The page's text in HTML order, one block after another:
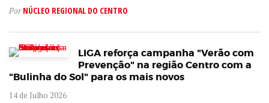
PorNÚCLEO REGIONAL DO CENTRO
LIGA reforça campanha "Verão com
Prevenção" na região Centro com a
"Bulinha do Sol" para os mais novos
14 de Julho 2026